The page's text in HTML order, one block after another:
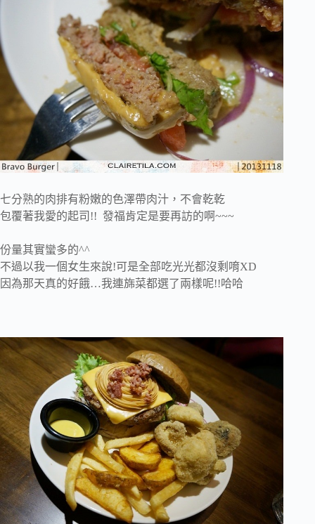
七分熟的肉排有粉嫩的色澤帶肉汁，不會乾乾
包覆著我愛的起司!! 發福肯定是要再訪的啊~~~
份量其實蠻多的^^
不過以我一個女生來說!可是全部吃光光都沒剩唷XD
因為那天真的好餓…我連旆菜都選了兩樣呢!!哈哈